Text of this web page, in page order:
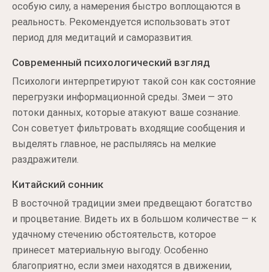
особую силу, а намерения быстро воплощаются в
реальность. Рекомендуется использовать этот
период для медитаций и саморазвития.
Современный психологический взгляд
Психологи интерпретируют такой сон как состояние
перегрузки информационной среды. Змеи — это
потоки данных, которые атакуют ваше сознание.
Сон советует фильтровать входящие сообщения и
выделять главное, не распыляясь на мелкие
раздражители.
Китайский сонник
В восточной традиции змеи предвещают богатство
и процветание. Видеть их в большом количестве — к
удачному стечению обстоятельств, которое
принесет материальную выгоду. Особенно
благоприятно, если змеи находятся в движении,